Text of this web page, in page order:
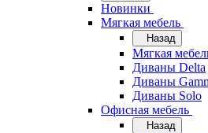
Новинки
Мягкая мебель
Назад
Мягкая
Диваны Delta
Диваны
Диваны Solo
Офисная мебель
Назад